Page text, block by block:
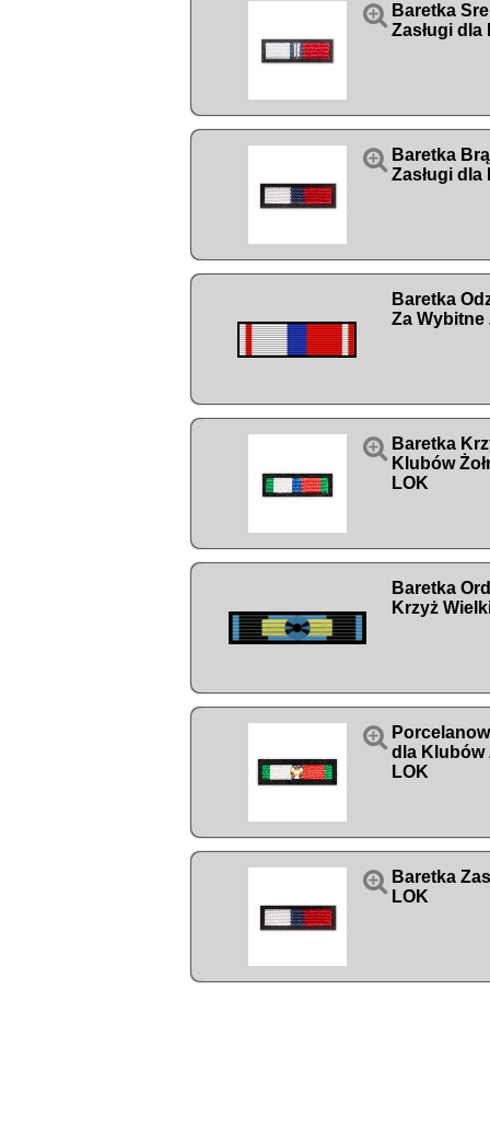
 Baretka
Zasługi dla
 Baretka
Zasługi dla
Baretka
Za Wybitne
 Baretka
Klubów
LOK
Baretka
Krzyż

dla Klubów
LOK
 Baretka
LOK